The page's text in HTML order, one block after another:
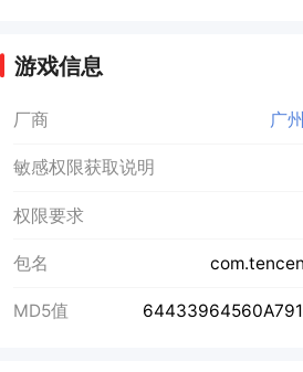
游戏信息
厂商 广
敏感权限获取说明
权限要求
包名
MD5值